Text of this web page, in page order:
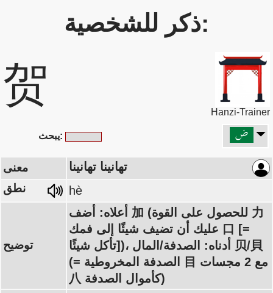
ذكر للشخصية:
贺
Hanzi-Trainer
يبحث:
معنى تهانينا تهانينا
نطق hè
توضيح
أعلاه: أضف 加 (للحصول على القوة 力
عليك أن تضيف شيئًا إلى فمك 口 [=
تأكل شيئًا])، أدناه: الصدفة/المال 贝/貝
(= الصدفة المخروطية 目 مع 2 مجسات
八 كأموال الصدفة)